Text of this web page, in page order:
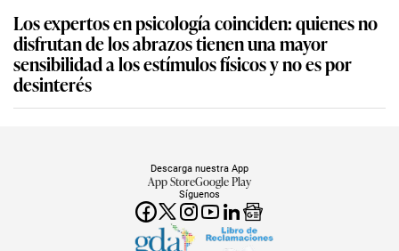
Los expertos en psicología coinciden: quienes no
disfrutan de los abrazos tienen una mayor
sensibilidad a los estímulos físicos y no es por
desinterés
Síguenos
Descarga nuestra App
App StoreGoogle Play